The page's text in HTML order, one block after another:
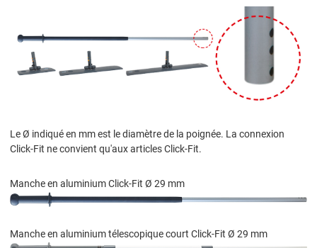
Le Ø indiqué en mm est le diamètre de la poignée. La connexion
Click-Fit ne convient qu'aux articles Click-Fit.
Manche en aluminium Click-Fit Ø 29 mm
Manche en aluminium télescopique court Click-Fit Ø 29 mm